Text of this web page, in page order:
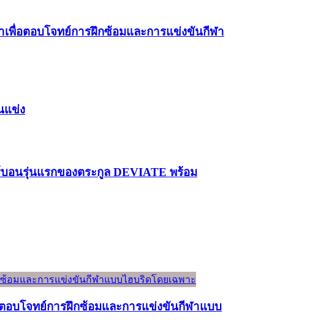
เพื่อตอบโจทย์การฝึกซ้อมและการแข่งขันกีฬา
แข่ง
บอนรุ่นแรกของตระกูล DEVIATE พร้อม
อบโจทย์การฝึกซ้อมและการแข่งขันกีฬาแบบ